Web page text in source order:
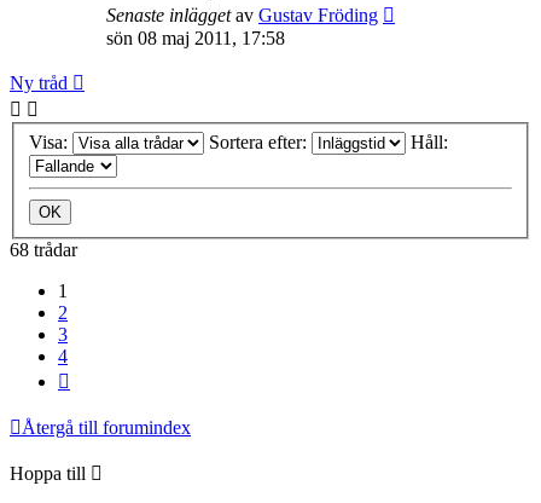
Senaste inläggetav Gustav Fröding
sön 08 maj 2011, 17:58
Ny tråd
Visa: Sortera efter: Håll:
68 trådar
1
2
3
4
Återgå till forumindex
Hoppa till